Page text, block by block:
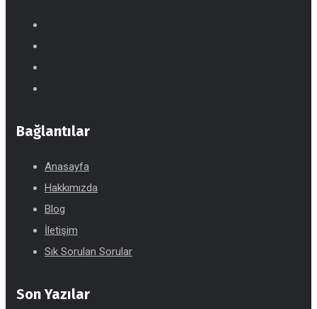
Bağlantılar
Anasayfa
Hakkımızda
Blog
İletişim
Sık Sorulan Sorular
Son Yazılar